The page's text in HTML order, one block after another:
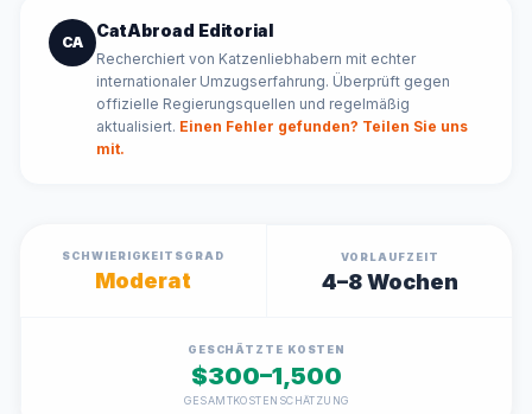
CA
CatAbroad Editorial
Recherchiert von Katzenliebhabern mit echter
internationaler Umzugserfahrung. Überprüft gegen
offizielle Regierungsquellen und regelmäßig
aktualisiert. Einen Fehler gefunden? Teilen Sie uns
mit.
SCHWIERIGKEITSGRAD
Moderat
VORLAUFZEIT
4–8 Wochen
GESCHÄTZTE KOSTEN
$300–1,500
GESAMTKOSTENSCHÄTZUNG